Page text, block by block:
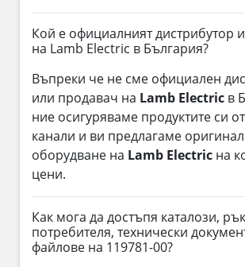
Кой е официалният дистрибутор
на Lamb Electric в България?
Въпреки че не сме официален
или продавач на Lamb Electric в
ние осигуряваме продуктите си
канали и ви предлагаме
оборудване на Lamb Electric на
цени.
Как мога да достъпя каталози,
потребителя, технически
файлове на 119781-00?